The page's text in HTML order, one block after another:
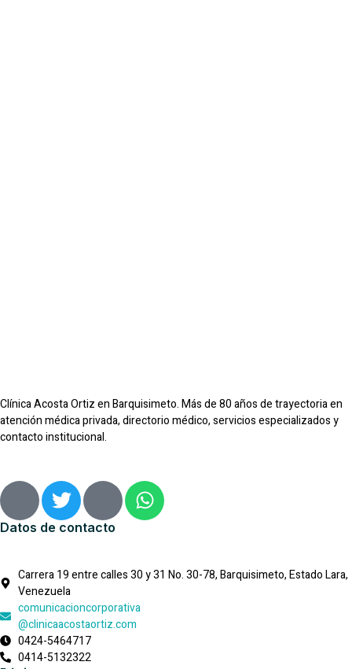
Clínica Acosta Ortiz en Barquisimeto. Más de 80 años de trayectoria en
atención médica privada, directorio médico, servicios especializados y
contacto institucional.
I
o
-
f
a
c
e
T
w
i
t
e
r
I
o
-
i
n
s
W
h
a
s
a
Datos de contacto
Carrera 19 entre calles 30 y 31 No. 30-78, Barquisimeto, Estado Lara,
Venezuela
comunicacioncorporativa
@clinicaacostaortiz.com
0424-5464717
0414-5132322